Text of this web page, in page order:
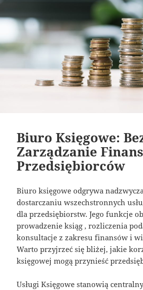
Biuro Księgowe:
Zarządzanie
Przedsiębiorców
Biuro księgowe odgrywa
dostarczaniu wszechstronnych
dla przedsiębiorstw. Jego funkcje
prowadzenie ksiąg , rozliczenia
konsultacje z zakresu finansów i
Warto przyjrzeć się bliżej, jakie
księgowej mogą przynieść
Usługi Księgowe stanowią